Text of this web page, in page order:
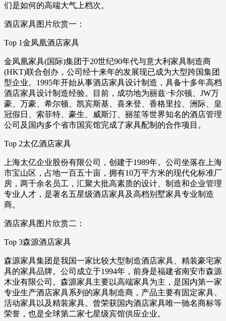
们是如何的高端大气上档次。
酒店家具图片欣赏一：
Top 1金凤凰酒店家具
金凤凰家具(国际)集团于20世纪90年代与意大利家具制造商
(HKT)联合创办，公司经十来年的发展现已成为大型跨国集团
型企业。1995年开始从事酒店家具设计制造，具备十多年高档
酒店家具设计制造经验。目前，成功地为丽兹·卡尔顿、JW万
豪、万豪、希尔顿、凯宾斯基、喜来登、香格里拉、洲际、皇
冠假日、索菲特、豪生、威斯汀、丽笙等世界知名的酒店管理
公司及国内多个省市国宾馆完成了家具配制的合作项目。
Top 2太亿酒店家具
上海太亿企业股份有限公司，创建于1989年。公司坐落在上海
市宝山区，占地一百五十亩，拥有10万平方米的现代化标准厂
房，两千余名员工，汇聚大批高素质的设计、制造和企业管理
专业人才，是著名五星级酒店家具及高档别墅家具专业制造
商。
酒店家具图片欣赏二：
Top 3森源酒店家具
森源家具集团是我国一家比较大型制造酒店家具、精装豪宅家
具的家具品牌。公司成立于1994年，前身是福建省南安市森源
木业有限公司。森源家具主要以高端家具为主，是国内第一家
专业生产酒店家具系列的家具制造商，产品主要有固定家具、
活动家具以及精装家具。曾荣获国内酒店家具唯一驰名商标等
荣誉，也是全球第二家七星级宾馆供应企业。